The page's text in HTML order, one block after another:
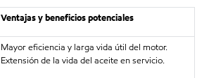
Ventajas y beneficios potenciales
Mayor eficiencia y larga vida útil del motor.
Extensión de la vida del aceite en servicio.